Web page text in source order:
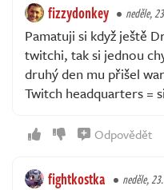
fizzydonkey neděle,
Pamatuji si když ještě
twitchi, tak si jednou
druhý den mu přišel
Twitch headquarters =
Odpovědět
fightkostka neděle,